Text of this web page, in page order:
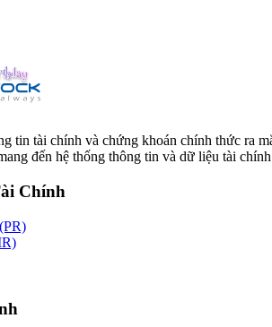
tin tài chính và chứng khoán chính thức ra
đến hệ thống thông tin và dữ liệu tài
Chính